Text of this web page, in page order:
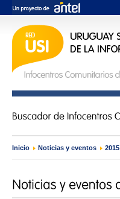
Inicio › Noticias y eventos › 2015